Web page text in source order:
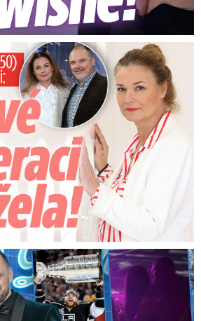
zpovědi: Poprvé o operaci manžela
z nevěry: Reakce manželky!